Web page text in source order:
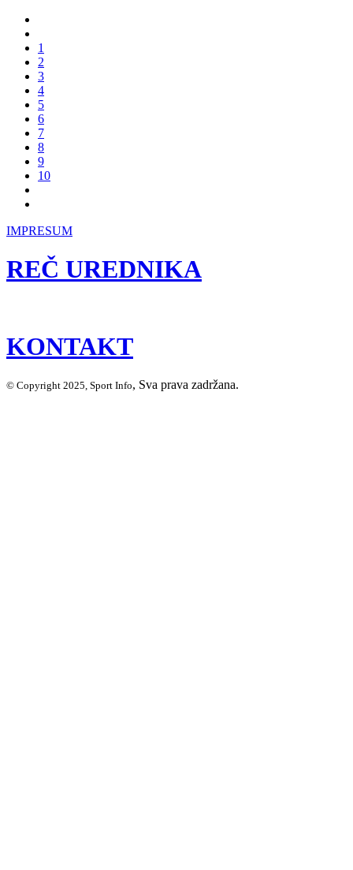
1
2
3
4
5
6
7
8
9
10
IMPRESUM
REČ UREDNIKA
KONTAKT
© Copyright 2025, Sport Info, Sva prava zadržana.